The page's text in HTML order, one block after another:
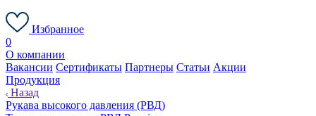
Избранное
0
О компании
Вакансии Сертификаты Партнеры Статьи Акции
Продукция
Назад
Рукава высокого давления (РВД)